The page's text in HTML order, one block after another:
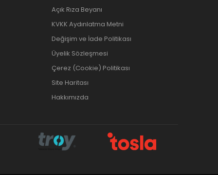
Açık Rıza Beyanı
KVKK Aydınlatma Metni
Değişim ve İade Politikası
Üyelik Sözleşmesi
Çerez (Cookie) Politikası
Site Haritası
Hakkımızda